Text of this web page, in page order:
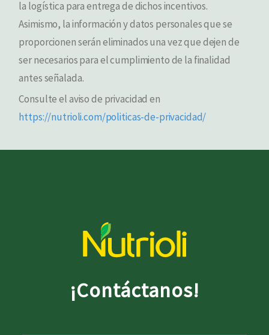
la logística para entrega de dichos incentivos.
Asimismo, la información y datos personales que se
proporcionen serán eliminados una vez que dejen de
ser necesarios para el cumplimiento de la finalidad
antes señalada.
Consulte el aviso de privacidad en
https://nutrioli.com/politicas-de-privacidad/
¡Contáctanos!